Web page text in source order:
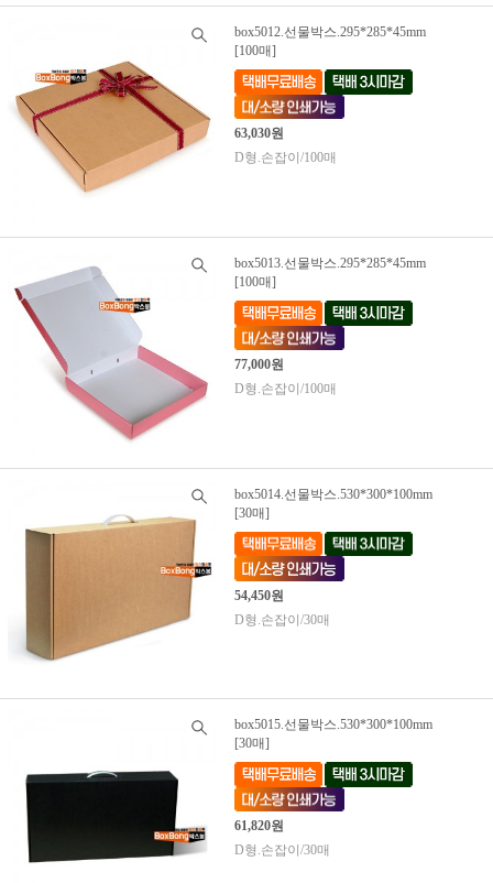
box5012.선물박스.295*285*45mm
[100매]
63,030원
D형.손잡이/100매
box5013.선물박스.295*285*45mm
[100매]
77,000원
D형.손잡이/100매
box5014.선물박스.530*300*100mm
[30매]
54,450원
D형.손잡이/30매
box5015.선물박스.530*300*100mm
[30매]
61,820원
D형.손잡이/30매